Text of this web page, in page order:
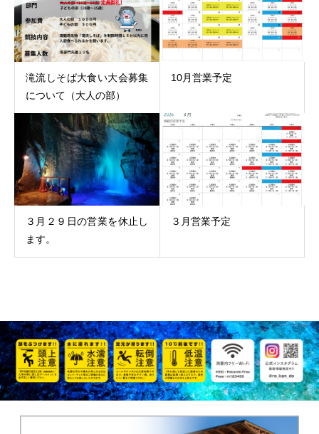
滝流しそば大食い大会募集
について（大人の部）
10月営業予定
３月２９日の営業を休止し
ます。
３月営業予定